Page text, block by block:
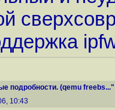
подробности. (qemu freebs..."
10:43